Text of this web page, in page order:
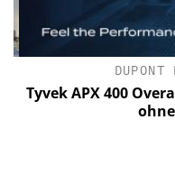
DUPONT
Tyvek APX 400